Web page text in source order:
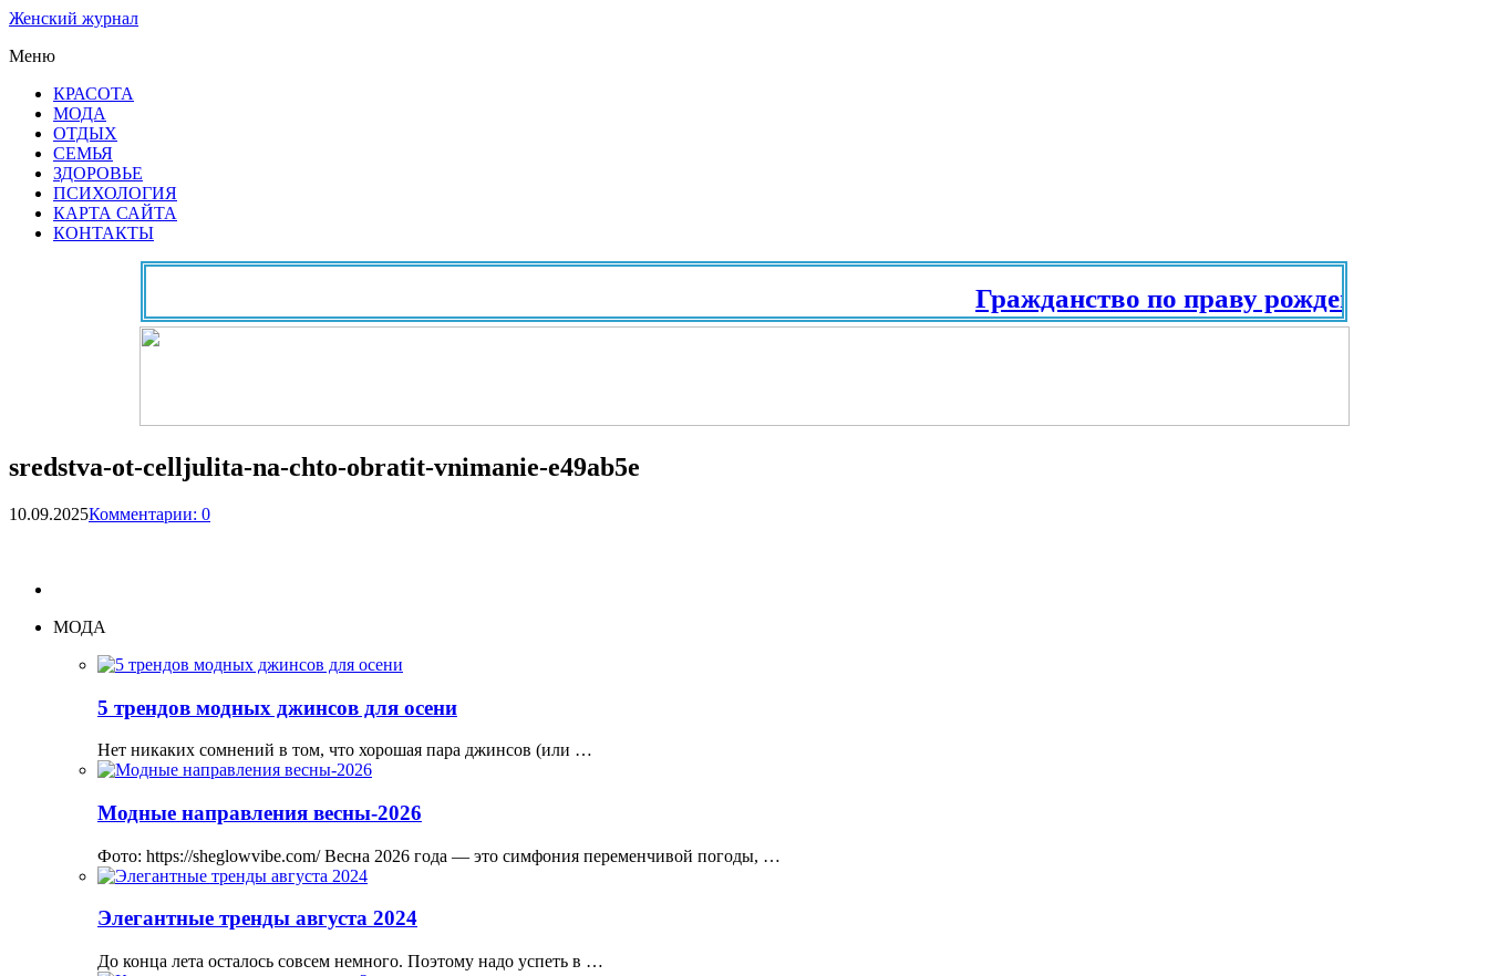
Женский журнал
Меню
КРАСОТА
МОДА
ОТДЫХ
СЕМЬЯ
ЗДОРОВЬЕ
ПСИХОЛОГИЯ
КАРТА САЙТА
КОНТАКТЫ
Гражданство по праву рождения.
sredstva-ot-celljulita-na-chto-obratit-vnimanie-e49ab5e
10.09.2025Комментарии: 0
МОДА
5 трендов модных джинсов для осени
Нет никаких сомнений в том, что хорошая пара джинсов (или …
Модные направления весны-2026
Фото: https://sheglowvibe.com/ Весна 2026 года — это симфония переменчивой погоды, …
Элегантные тренды августа 2024
До конца лета осталось совсем немного. Поэтому надо успеть в …